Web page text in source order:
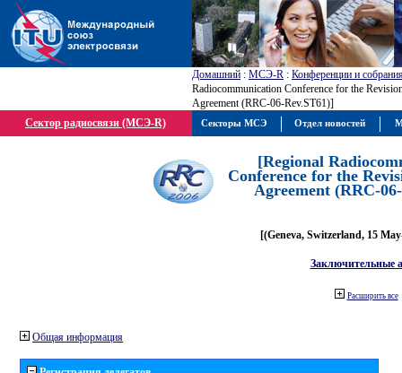
Домашний : МСЭ-R : Конференции и
Radiocommunication Conference for the
Agreement (RRC-06-Rev.ST61)]
Сектор радиосвязи (МСЭ-R)
[Regional
Conference for the
Agreement (RRC-
[(Geneva, Switzerland, 15
Заключительные
Расширить все
Общая информация
Секторы МСЭ Отдел новостей